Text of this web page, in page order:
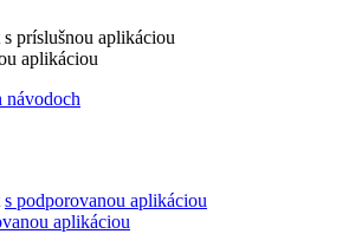
príslušnou aplikáciou
aplikáciou
návodoch
s podporovanou aplikáciou
aplikáciou